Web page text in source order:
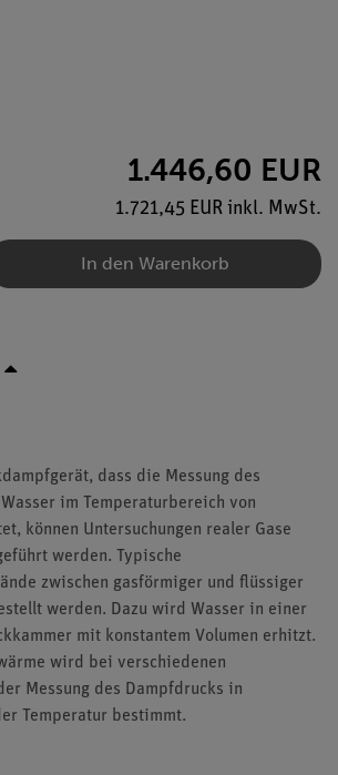
1.446,60 EUR
1.721,45 EUR inkl. MwSt.
In den Warenkorb
dass die Messung des
im Temperaturbereich von
können Untersuchungen realer Gase
werden. Typische
zwischen gasförmiger und flüssiger
werden. Dazu wird Wasser in einer
mit konstantem Volumen erhitzt.
wird bei verschiedenen
Messung des Dampfdrucks in
Temperatur bestimmt.